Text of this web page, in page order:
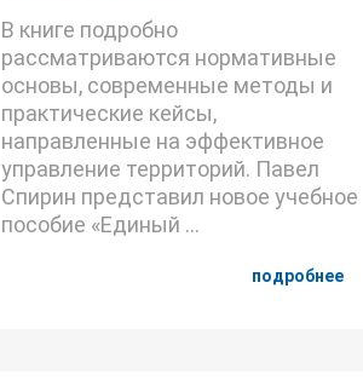
В книге подробно
рассматриваются нормативные
основы, современные методы и
практические кейсы,
направленные на эффективное
управление территорий. Павел
Спирин представил новое учебное
пособие «Единый ...
подробнее